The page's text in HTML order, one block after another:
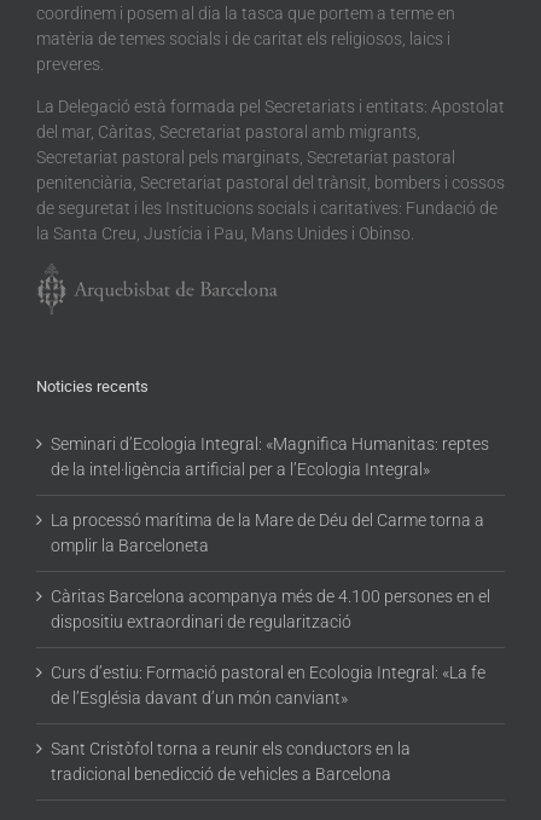
coordinem i posem al dia la tasca que portem a terme en
matèria de temes socials i de caritat els religiosos, laics i
preveres.
La Delegació està formada pel Secretariats i entitats: Apostolat
del mar, Càritas, Secretariat pastoral amb migrants,
Secretariat pastoral pels marginats, Secretariat pastoral
penitenciària, Secretariat pastoral del trànsit, bombers i cossos
de seguretat i les Institucions socials i caritatives: Fundació de
la Santa Creu, Justícia i Pau, Mans Unides i Obinso.
Noticies recents
Seminari d’Ecologia Integral: «Magnifica Humanitas: reptes
de la intel·ligència artificial per a l’Ecologia Integral»
La processó marítima de la Mare de Déu del Carme torna a
omplir la Barceloneta
Càritas Barcelona acompanya més de 4.100 persones en el
dispositiu extraordinari de regularització
Curs d’estiu: Formació pastoral en Ecologia Integral: «La fe
de l’Església davant d’un món canviant»
Sant Cristòfol torna a reunir els conductors en la
tradicional benedicció de vehicles a Barcelona